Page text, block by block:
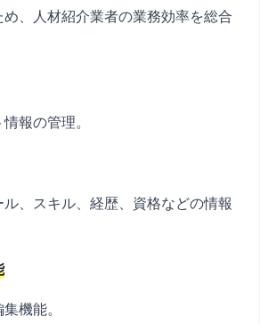
、人材紹介業者の業務効率を総合
報の管理。
、スキル、経歴、資格などの情報
機能。